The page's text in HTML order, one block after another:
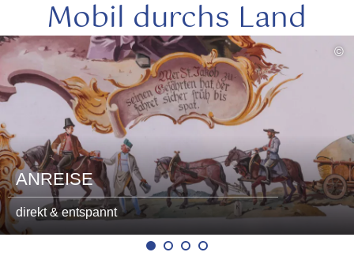
Mobil durchs Land
©
ANREISE
direkt & entspannt
mehr
lesen